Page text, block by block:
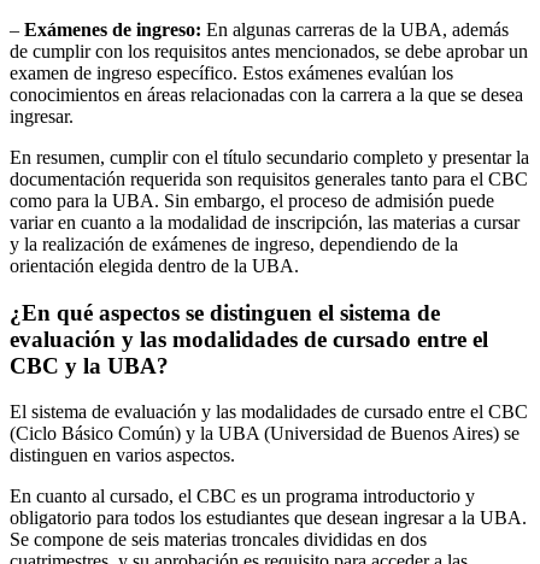
– Exámenes de ingreso: En algunas carreras de la UBA, además
de cumplir con los requisitos antes mencionados, se debe aprobar un
examen de ingreso específico. Estos exámenes evalúan los
conocimientos en áreas relacionadas con la carrera a la que se desea
ingresar.
En resumen, cumplir con el título secundario completo y presentar la
documentación requerida son requisitos generales tanto para el CBC
como para la UBA. Sin embargo, el proceso de admisión puede
variar en cuanto a la modalidad de inscripción, las materias a cursar
y la realización de exámenes de ingreso, dependiendo de la
orientación elegida dentro de la UBA.
¿En qué aspectos se distinguen el sistema de
evaluación y las modalidades de cursado entre el
CBC y la UBA?
El sistema de evaluación y las modalidades de cursado entre el CBC
(Ciclo Básico Común) y la UBA (Universidad de Buenos Aires) se
distinguen en varios aspectos.
En cuanto al cursado, el CBC es un programa introductorio y
obligatorio para todos los estudiantes que desean ingresar a la UBA.
Se compone de seis materias troncales divididas en dos